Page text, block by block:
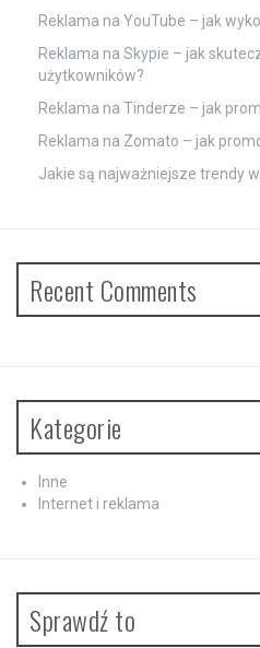
Reklama na YouTube – jak
Reklama na Skypie – jak
użytkowników?
Reklama na Tinderze – jak
Reklama na Zomato – jak
Jakie są najważniejsze trendy
Recent Comments
Kategorie
Inne
Internet i reklama
Sprawdź to